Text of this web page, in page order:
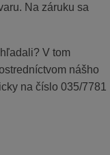
Na záruku sa
V tom
nášho
na číslo 035/7781